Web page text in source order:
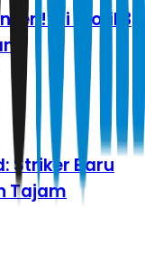
Ini Profil 3
Striker Baru
Tajam